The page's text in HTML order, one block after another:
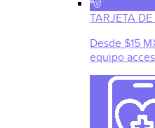
TARJETA
Desde $15
equipo